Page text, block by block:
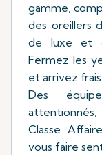
gamme,
des oreillers
de luxe et
Fermez les
et arrivez
Des
Classe
vous faire